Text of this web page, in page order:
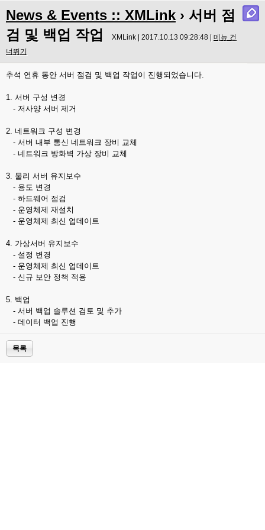
News & Events :: XMLink › 서버 점
검 및 백업 작업
XMLink | 2017.10.13 09:28:48 | 메뉴 건
너뛰기
추석 연휴 동안 서버 점검 및 백업 작업이 진행되었습니다.
1. 서버 구성 변경
- 저사양 서버 제거
2. 네트워크 구성 변경
- 서버 내부 통신 네트워크 장비 교체
- 네트워크 방화벽 가상 장비 교체
3. 물리 서버 유지보수
- 용도 변경
- 하드웨어 점검
- 운영체제 재설치
- 운영체제 최신 업데이트
4. 가상서버 유지보수
- 설정 변경
- 운영체제 최신 업데이트
- 신규 보안 정책 적용
5. 백업
- 서버 백업 솔루션 검토 및 추가
- 데이터 백업 진행
목록